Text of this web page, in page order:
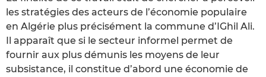
les stratégies des acteurs de l’économie populaire
en Algérie plus précisément la commune d’IGhil Ali.
Il apparaît que si le secteur informel permet de
fournir aux plus démunis les moyens de leur
subsistance, il constitue d’abord une économie de